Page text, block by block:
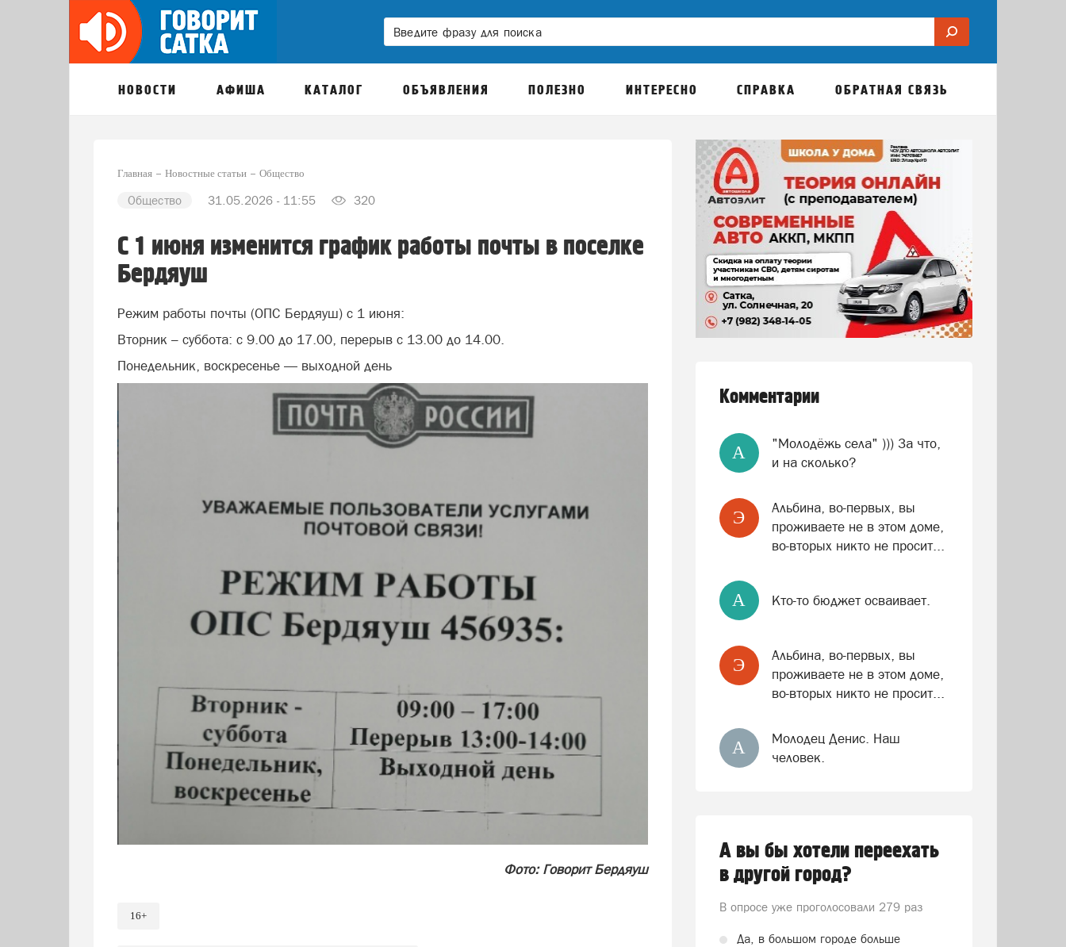
НОВОСТИ АФИША КАТАЛОГ ОБЪЯВЛЕНИЯ ПОЛЕЗНО ИНТЕРЕСНО СПРАВКА ОБРАТНАЯ СВЯЗЬ
Главная Новостные статьи Общество
Общество 31.05.2026 - 11:55 320
С 1 июня изменится график работы почты в поселке
Бердяуш
Режим работы почты (ОПС Бердяуш) с 1 июня:
Вторник – суббота: с 9.00 до 17.00, перерыв с 13.00 до 14.00.
Понедельник, воскресенье — выходной день
Фото: Говорит Бердяуш
16+
Комментарии
A
"Молодёжь села" ))) За что,
и на сколько?
Э
Альбина, во-первых, вы
проживаете не в этом доме,
во-вторых никто не просит...
A Кто-то бюджет осваивает.
Э
Альбина, во-первых, вы
проживаете не в этом доме,
во-вторых никто не просит...
А
Молодец Денис. Наш
человек.
А вы бы хотели переехать
в другой город?
В опросе уже проголосовали 279 раз
Да, в большом городе больше